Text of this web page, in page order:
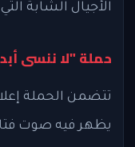
الأجيال الشابة
حملة "لا ننسى